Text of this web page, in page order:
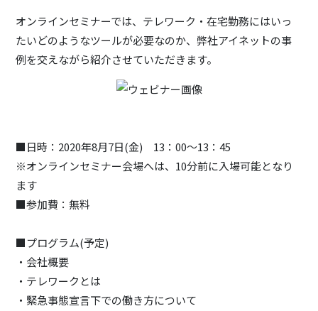
オンラインセミナーでは、テレワーク・在宅勤務にはいっ
たいどのようなツールが必要なのか、弊社アイネットの事
例を交えながら紹介させていただきます。
■日時：2020年8月7日(金) 13：00～13：45
※オンラインセミナー会場へは、10分前に入場可能となり
ます
■参加費：無料
■プログラム(予定)
・会社概要
・テレワークとは
・緊急事態宣言下での働き方について